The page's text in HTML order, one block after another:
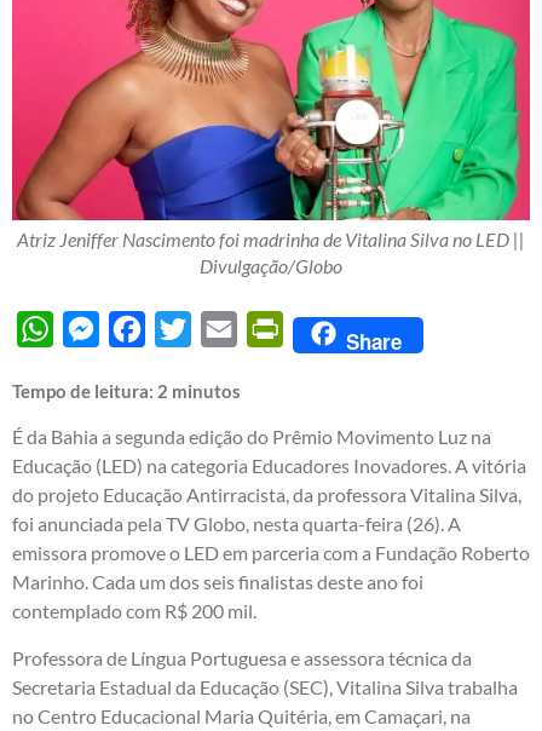
Atriz Jeniffer Nascimento foi madrinha de Vitalina Silva no LED ||
Divulgação/Globo
WhatsAppMessengerFacebook
Twitter Email PrintFriendly
Share
Tempo de leitura: 2 minutos
É da Bahia a segunda edição do Prêmio Movimento Luz na
Educação (LED) na categoria Educadores Inovadores. A vitória
do projeto Educação Antirracista, da professora Vitalina Silva,
foi anunciada pela TV Globo, nesta quarta-feira (26). A
emissora promove o LED em parceria com a Fundação Roberto
Marinho. Cada um dos seis finalistas deste ano foi
contemplado com R$ 200 mil.
Professora de Língua Portuguesa e assessora técnica da
Secretaria Estadual da Educação (SEC), Vitalina Silva trabalha
no Centro Educacional Maria Quitéria, em Camaçari, na